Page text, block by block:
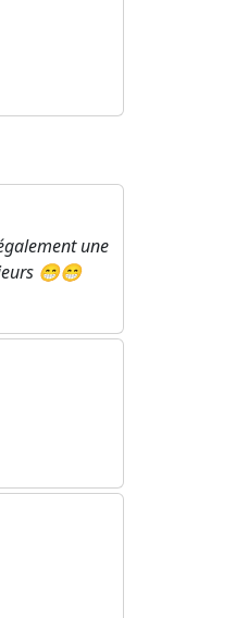
une
😁😁